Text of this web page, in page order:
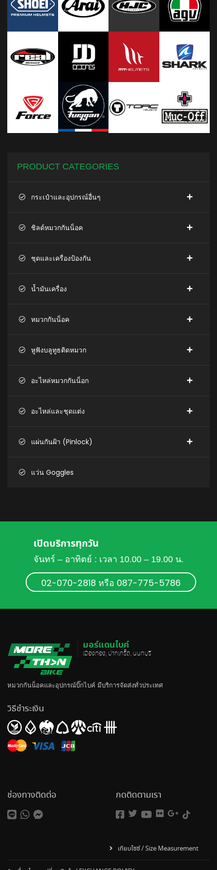
PRODUCT CATEGORIES
กระเป๋าและอุปกรณ์อื่นๆ
ชิลด์หมวกกันน็อค
ชุดและเครื่องป้องกัน
น้ำมันเครื่อง
หมวกกันน็อค
หูฟังบลูทูธติดหมวก
อะไหล่หมวกกันน็อก
อะไหล่และชุดแต่ง
แผ่นกันฝ้า (Pinlock)
แว่น Goggles
เปิดบริการทุกวัน
จันทร์ – อาทิตย์ : เวลา 10.00 – 19.00 น.
02-070-2818 หรือ 087-775-5786
มอร์แดนไบค์
เมืองทอง, ปากเกร็ด, นนทบุรี
หมวกกันน็อคและอุปกรณ์บิ๊กไบค์ มีบริการจัดส่งทั่วประเทศ
วิธีชำระเงิน
ช่องทางติดต่อ กดติดตามเรา
เทียบไซซ์ / Size Measurement